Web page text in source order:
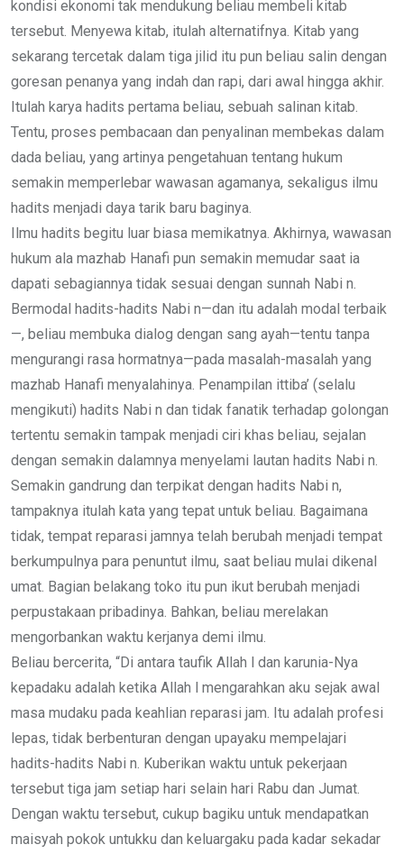
kondisi ekonomi tak mendukung beliau membeli kitab
tersebut. Menyewa kitab, itulah alternatifnya. Kitab yang
sekarang tercetak dalam tiga jilid itu pun beliau salin dengan
goresan penanya yang indah dan rapi, dari awal hingga akhir.
Itulah karya hadits pertama beliau, sebuah salinan kitab.
Tentu, proses pembacaan dan penyalinan membekas dalam
dada beliau, yang artinya pengetahuan tentang hukum
semakin memperlebar wawasan agamanya, sekaligus ilmu
hadits menjadi daya tarik baru baginya.
Ilmu hadits begitu luar biasa memikatnya. Akhirnya, wawasan
hukum ala mazhab Hanafi pun semakin memudar saat ia
dapati sebagiannya tidak sesuai dengan sunnah Nabi n.
Bermodal hadits-hadits Nabi n—dan itu adalah modal terbaik
—, beliau membuka dialog dengan sang ayah—tentu tanpa
mengurangi rasa hormatnya—pada masalah-masalah yang
mazhab Hanafi menyalahinya. Penampilan ittiba’ (selalu
mengikuti) hadits Nabi n dan tidak fanatik terhadap golongan
tertentu semakin tampak menjadi ciri khas beliau, sejalan
dengan semakin dalamnya menyelami lautan hadits Nabi n.
Semakin gandrung dan terpikat dengan hadits Nabi n,
tampaknya itulah kata yang tepat untuk beliau. Bagaimana
tidak, tempat reparasi jamnya telah berubah menjadi tempat
berkumpulnya para penuntut ilmu, saat beliau mulai dikenal
umat. Bagian belakang toko itu pun ikut berubah menjadi
perpustakaan pribadinya. Bahkan, beliau merelakan
mengorbankan waktu kerjanya demi ilmu.
Beliau bercerita, “Di antara taufik Allah l dan karunia-Nya
kepadaku adalah ketika Allah l mengarahkan aku sejak awal
masa mudaku pada keahlian reparasi jam. Itu adalah profesi
lepas, tidak berbenturan dengan upayaku mempelajari
hadits-hadits Nabi n. Kuberikan waktu untuk pekerjaan
tersebut tiga jam setiap hari selain hari Rabu dan Jumat.
Dengan waktu tersebut, cukup bagiku untuk mendapatkan
maisyah pokok untukku dan keluargaku pada kadar sekadar